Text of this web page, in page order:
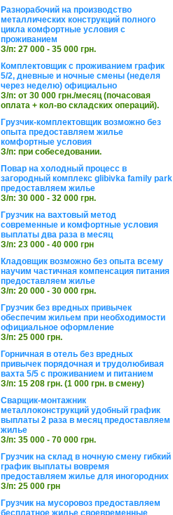
Разнорабочий на производство
металлических конструкций полного
цикла комфортные условия с
проживанием
З/п: 27 000 - 35 000 грн.
Комплектовщик с проживанием график
5/2, дневные и ночные смены (неделя
через неделю) официально
З/п: от 30 000 грн./месяц (почасовая
оплата + кол-во складских операций).
Грузчик-комплектовщик возможно без
опыта предоставляем жилье
комфортные условия
З/п: при собеседовании.
Повар на холодный процесс в
загородный комплекс glibivka family park
предоставляем жилье
З/п: 30 000 - 32 000 грн.
Грузчик на вахтовый метод
современные и комфортные условия
выплаты два раза в месяц
З/п: 23 000 - 40 000 грн
Кладовщик возможно без опыта всему
научим частичная компенсация питания
предоставляем жилье
З/п: 20 000 - 30 000 грн.
Грузчик без вредных привычек
обеспечим жильем при необходимости
официальное оформление
З/п: 25 000 грн.
Горничная в отель без вредных
привычек порядочная и трудолюбивая
вахта 5/5 с проживанием и питанием
З/п: 15 208 грн. (1 000 грн. в смену)
Сварщик-монтажник
металлоконструкций удобный график
выплаты 2 раза в месяц предоставляем
жилье
З/п: 35 000 - 70 000 грн.
Грузчик на склад в ночную смену гибкий
график выплаты вовремя
предоставляем жилье для иногородних
З/п: 25 000 грн
Грузчик на мусоровоз предоставляем
бесплатное жилье своевременные